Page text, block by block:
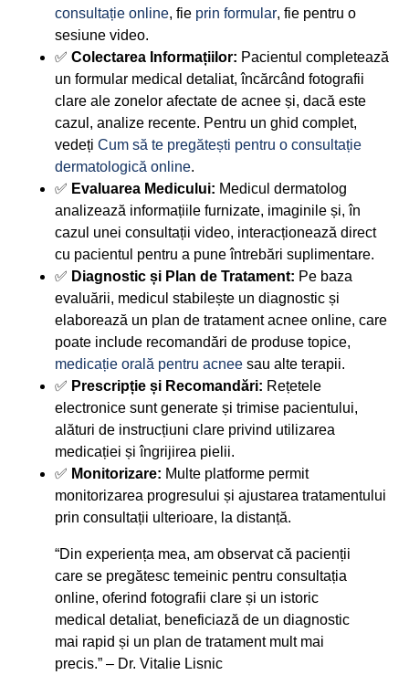
consultație online, fie prin formular, fie pentru o
sesiune video.
✅ Colectarea Informațiilor: Pacientul completează
un formular medical detaliat, încărcând fotografii
clare ale zonelor afectate de acnee și, dacă este
cazul, analize recente. Pentru un ghid complet,
vedeți Cum să te pregătești pentru o consultație
dermatologică online.
✅ Evaluarea Medicului: Medicul dermatolog
analizează informațiile furnizate, imaginile și, în
cazul unei consultații video, interacționează direct
cu pacientul pentru a pune întrebări suplimentare.
✅ Diagnostic și Plan de Tratament: Pe baza
evaluării, medicul stabilește un diagnostic și
elaborează un plan de tratament acnee online, care
poate include recomandări de produse topice,
medicație orală pentru acnee sau alte terapii.
✅ Prescripție și Recomandări: Rețetele
electronice sunt generate și trimise pacientului,
alături de instrucțiuni clare privind utilizarea
medicației și îngrijirea pielii.
✅ Monitorizare: Multe platforme permit
monitorizarea progresului și ajustarea tratamentului
prin consultații ulterioare, la distanță.
“Din experiența mea, am observat că pacienții
care se pregătesc temeinic pentru consultația
online, oferind fotografii clare și un istoric
medical detaliat, beneficiază de un diagnostic
mai rapid și un plan de tratament mult mai
precis.” – Dr. Vitalie Lisnic